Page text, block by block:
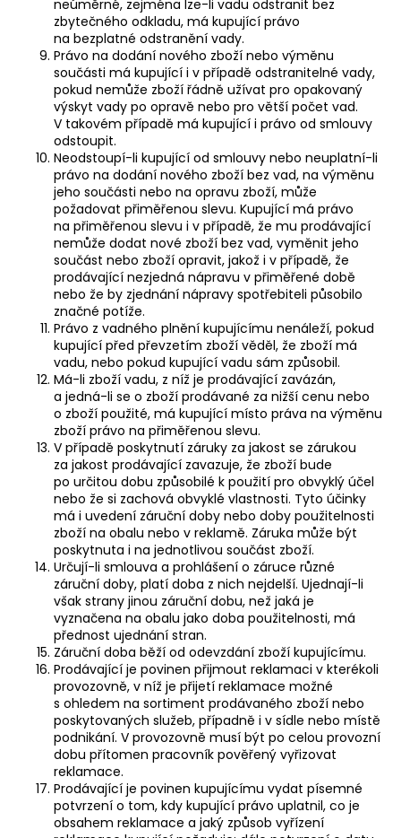
neúměrné, zejména lze-li vadu odstranit bez
zbytečného odkladu, má kupující právo
na bezplatné odstranění vady.
Právo na dodání nového zboží nebo výměnu
součásti má kupující i v případě odstranitelné vady,
pokud nemůže zboží řádně užívat pro opakovaný
výskyt vady po opravě nebo pro větší počet vad.
V takovém případě má kupující i právo od smlouvy
odstoupit.
Neodstoupí-li kupující od smlouvy nebo neuplatní-li
právo na dodání nového zboží bez vad, na výměnu
jeho součásti nebo na opravu zboží, může
požadovat přiměřenou slevu. Kupující má právo
na přiměřenou slevu i v případě, že mu prodávající
nemůže dodat nové zboží bez vad, vyměnit jeho
součást nebo zboží opravit, jakož i v případě, že
prodávající nezjedná nápravu v přiměřené době
nebo že by zjednání nápravy spotřebiteli působilo
značné potíže.
Právo z vadného plnění kupujícímu nenáleží, pokud
kupující před převzetím zboží věděl, že zboží má
vadu, nebo pokud kupující vadu sám způsobil.
Má-li zboží vadu, z níž je prodávající zavázán,
a jedná-li se o zboží prodávané za nižší cenu nebo
o zboží použité, má kupující místo práva na výměnu
zboží právo na přiměřenou slevu.
V případě poskytnutí záruky za jakost se zárukou
za jakost prodávající zavazuje, že zboží bude
po určitou dobu způsobilé k použití pro obvyklý účel
nebo že si zachová obvyklé vlastnosti. Tyto účinky
má i uvedení záruční doby nebo doby použitelnosti
zboží na obalu nebo v reklamě. Záruka může být
poskytnuta i na jednotlivou součást zboží.
Určují-li smlouva a prohlášení o záruce různé
záruční doby, platí doba z nich nejdelší. Ujednají-li
však strany jinou záruční dobu, než jaká je
vyznačena na obalu jako doba použitelnosti, má
přednost ujednání stran.
Záruční doba běží od odevzdání zboží kupujícímu.
Prodávající je povinen přijmout reklamaci v kterékoli
provozovně, v níž je přijetí reklamace možné
s ohledem na sortiment prodávaného zboží nebo
poskytovaných služeb, případně i v sídle nebo místě
podnikání. V provozovně musí být po celou provozní
dobu přítomen pracovník pověřený vyřizovat
reklamace.
Prodávající je povinen kupujícímu vydat písemné
potvrzení o tom, kdy kupující právo uplatnil, co je
obsahem reklamace a jaký způsob vyřízení